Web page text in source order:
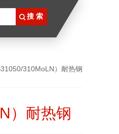
310MoLN）耐热钢
）耐热钢